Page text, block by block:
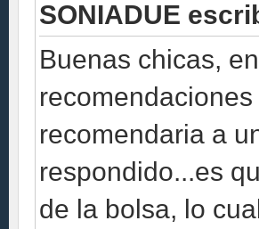
SONIADUE
Buenas chicas,
recomendaria a
respondido...es
de la bolsa, lo